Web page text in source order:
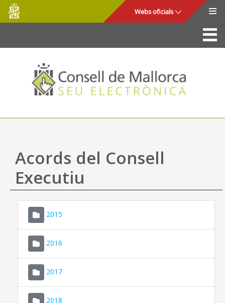
Salta al contingut principal
Consell
de
Mallorca
Webs oficials
La Seu
Consell de Mallorca
Accés i seguretat
Utilitats
Ajuda
Acords del Consell
Executiu
2015
2016
2017
2018